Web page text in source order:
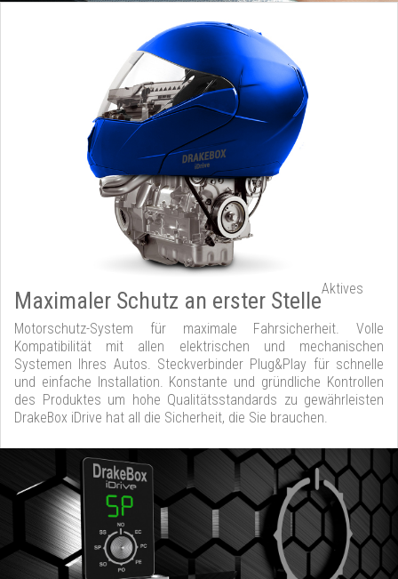
Maximaler Schutz an erster StelleAktives
Motorschutz-System für maximale Fahrsicherheit. Volle
Kompatibilität mit allen elektrischen und mechanischen
Systemen Ihres Autos. Steckverbinder Plug&Play für schnelle
und einfache Installation. Konstante und gründliche Kontrollen
des Produktes um hohe Qualitätsstandards zu gewährleisten
DrakeBox iDrive hat all die Sicherheit, die Sie brauchen.